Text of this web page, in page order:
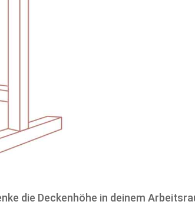
die Deckenhöhe in deinem